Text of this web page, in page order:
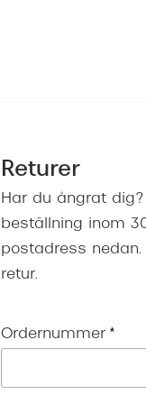
Returer
Har du ångrat
beställning inom
postadress
retur.
Ordernummer *